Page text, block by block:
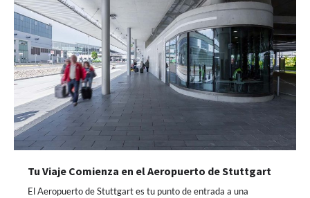
Tu Viaje Comienza en el Aeropuerto de Stuttgart
El Aeropuerto de Stuttgart es tu punto de entrada a una